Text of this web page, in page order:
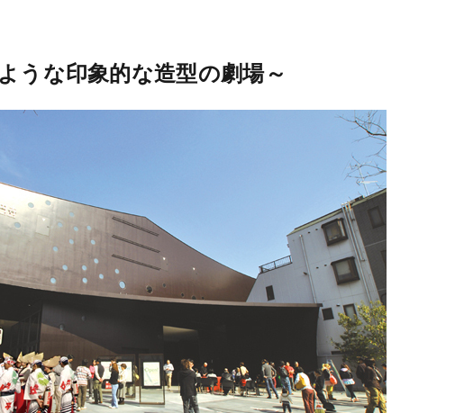
うな印象的な造型の劇場～